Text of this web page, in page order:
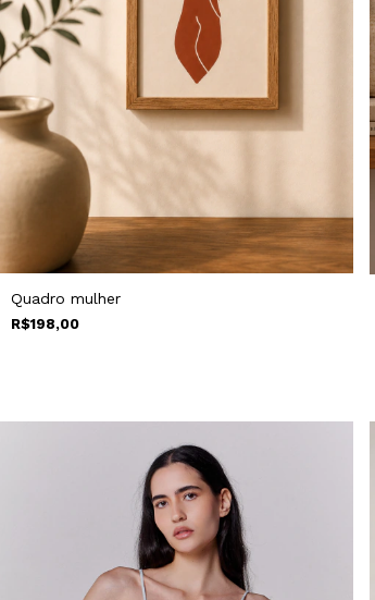
Quadro mulher
R$198,00